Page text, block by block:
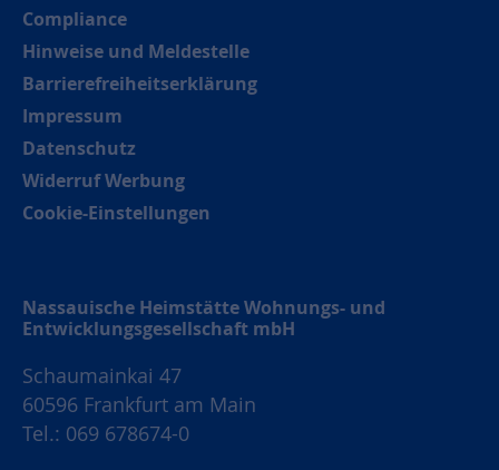
Compliance
Hinweise und Meldestelle
Barrierefreiheitserklärung
Impressum
Datenschutz
Widerruf Werbung
Cookie-Einstellungen
Nassauische Heimstätte Wohnungs- und
Entwicklungsgesellschaft mbH
Schaumainkai 47
60596 Frankfurt am Main
Tel.: 069 678674-0